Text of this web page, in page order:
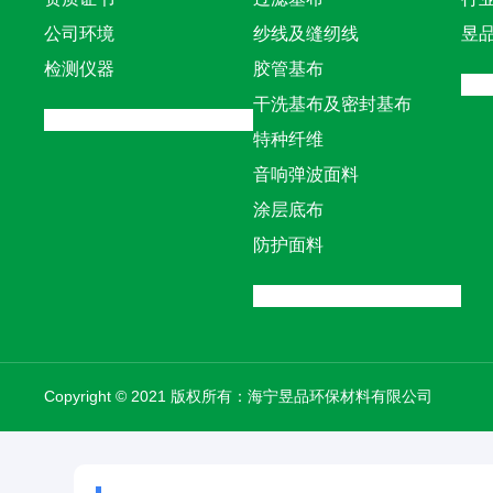
公司环境
检测仪器
纱线及缝纫线
胶管基布
干洗基布及密封基布
特种纤维
音响弹波面料
涂层底布
防护面料
昱
Copyright © 2021 版权所有：海宁昱品环保材料有限公司